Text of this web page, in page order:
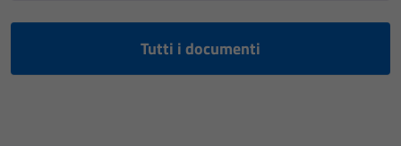
Tutti i documenti